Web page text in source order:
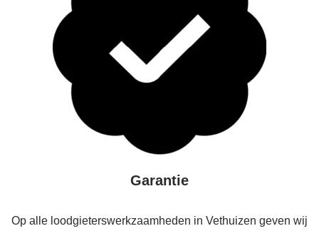
Garantie
Op alle loodgieterswerkzaamheden in Vethuizen geven wij